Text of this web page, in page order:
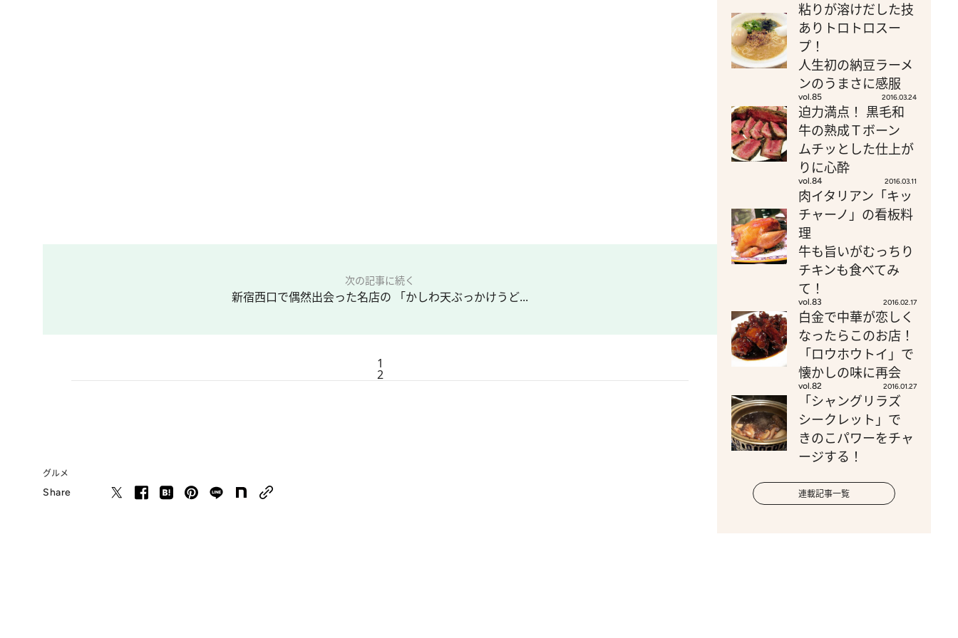
次の記事に続く
新宿西口で偶然出会った名店の 「かしわ天ぶっかけうど...
1
2
グルメ
Share
粘りが溶けだした技
ありトロトロスー
プ！
人生初の納豆ラーメ
ンのうまさに感服
vol.85 2016.03.24
迫力満点！ 黒毛和
牛の熟成Ｔボーン
ムチッとした仕上が
りに心酔
vol.84 2016.03.11
肉イタリアン「キッ
チャーノ」の看板料
理
牛も旨いがむっちり
チキンも食べてみ
て！
vol.83 2016.02.17
白金で中華が恋しく
なったらこのお店！
「ロウホウトイ」で
懐かしの味に再会
vol.82 2016.01.27
「シャングリラズ
シークレット」で
きのこパワーをチャ
ージする！
連載記事一覧